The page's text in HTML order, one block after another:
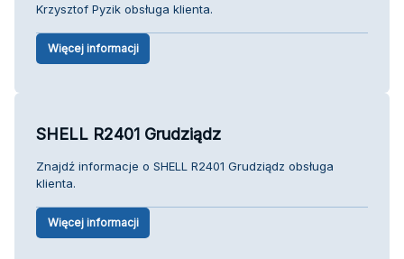
Krzysztof Pyzik obsługa klienta.
Więcej informacji
SHELL R2401 Grudziądz
Znajdź informacje o SHELL R2401 Grudziądz obsługa
klienta.
Więcej informacji